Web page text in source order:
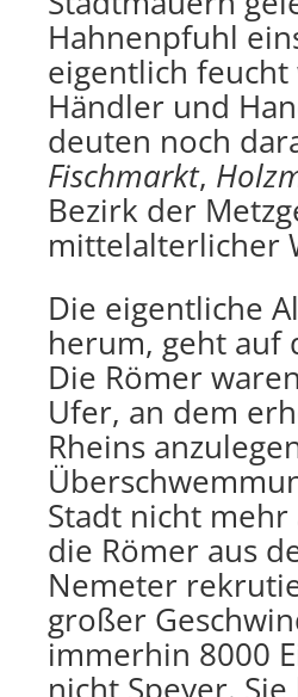
Hahnenpfuhl
eigentlich
Händler und
deuten noch
Fischmarkt,
Bezirk der
mittelalterlicher
Die eigentliche
herum, geht auf
Die Römer
Ufer, an dem
Rheins
Stadt nicht mehr
die Römer aus
Nemeter
großer
immerhin 8000
nicht Speyer.